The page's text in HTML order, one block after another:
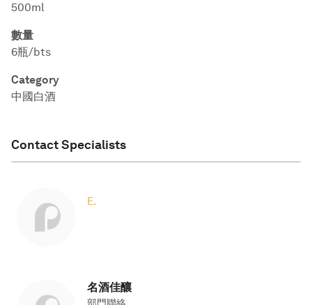
500ml
數量
6瓶/bts
Category
中國白酒
Contact Specialists
E.
名酒佳釀